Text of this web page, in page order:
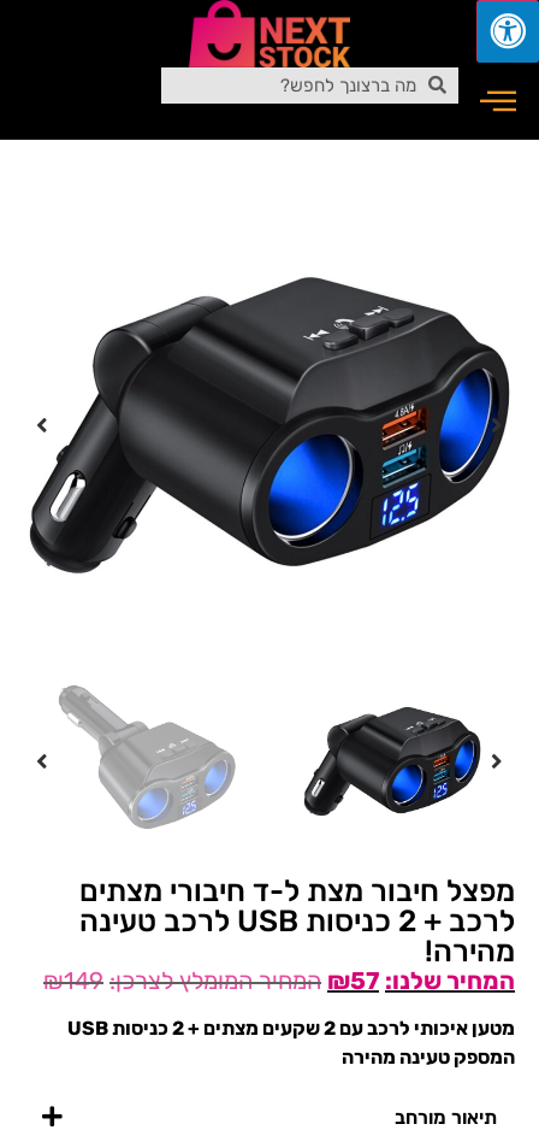
מפצל חיבור מצת ל-ד חיבורי מצתים
לרכב + 2 כניסות USB לרכב טעינה
מהירה!
₪149 ₪57
מטען איכותי לרכב עם 2 שקעים מצתים + 2 כניסות USB
המספק טעינה מהירה
תיאור מורחב